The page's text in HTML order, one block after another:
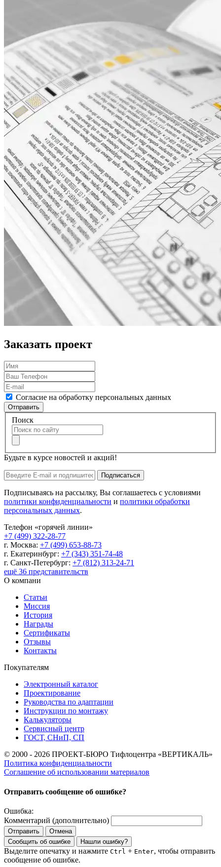
Заказать проект
Согласие на обработку персональных данных
Отправить
Поиск
Будьте в курсе новостей и акций!
Подписаться
Подписываясь на рассылку, Вы соглашаетесь с условиями
политики конфиденциальности и политики обработки
персональных данных.
Телефон «горячей линии»
+7 (499) 322-28-77
г. Москва: +7 (499) 653-88-73
г. Екатеринбург: +7 (343) 351-74-48
г. Санкт-Петербург: +7 (812) 313-24-71
ещё 36 представительств
О компани
Статьи
Миссия
История
Награды
Сертификаты
Отзывы
Контакты
Покупателям
Электронный каталог
Проектирование
Руководства по адаптации
Инструкции по монтажу
Калькуляторы
Сервисный центр
ГОСТ, СНиП, СП
© 2000 - 2026 ПРОЕКТ-БЮРО Тифлоцентра «ВЕРТИКАЛЬ»
Политика конфиденциальности
Соглашение об использовании материалов
Отправить сообщение об ошибке?
Ошибка:
Комментарий (дополнительно)
Отправить
Отмена
Сообщить об ошибке
Нашли ошибку?
Выделите опечатку и нажмите Ctrl + Enter, чтобы отправить
сообщение об ошибке.